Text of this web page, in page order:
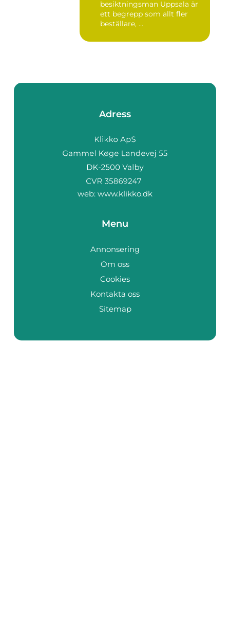
besiktningsman Uppsala är
ett begrepp som allt fler
beställare, ...
Adress
web: www.klikko.dk
Menu
Annonsering
Om oss
Cookies
Kontakta oss
Sitemap